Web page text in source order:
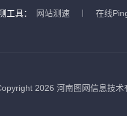
工具： 网站测速 在线
2026 河南图网信息技